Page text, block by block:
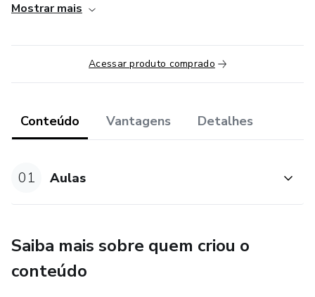
Mostrar mais
Acessar produto comprado
Conteúdo Vantagens Detalhes
01 Aulas
Saiba mais sobre quem criou o
conteúdo